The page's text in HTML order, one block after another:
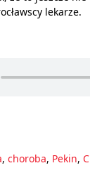
lekarze.
, choroba, Pekin,